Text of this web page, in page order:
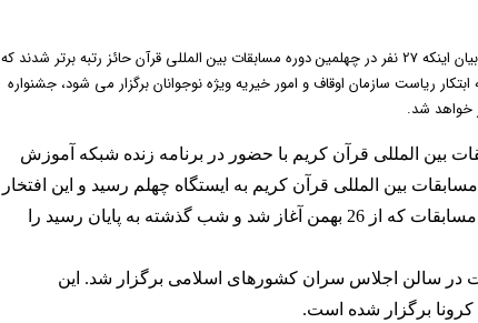
مسئول طرح و برنامه چهلمین دوره مسابقات بین المللی قرآن کریم با بیان اینکه 27 نفر در چهلمین دوره مسابقات بین المللی قرآن حائز رتبه برتر شدند که
ریاست سازمان اوقاف و امور خیریه ویژه نوجوانان برگزار می شود، جشنواره
بین المللی قرآن کریم با حضور در برنامه زنده شبکه آموزش
بین المللی قرآن کریم به ایستگاه چهلم رسید و این افتخار
را سازمان اوقاف پیدا کرد که با شکوه هرچه تمام تر این مسابقات که از 26 بهمن آغاز شد و شب گذشته به پایان رسید را
در سالن اجلاس سران کشورهای اسلامی برگزار شد. این
برگزار شده است.